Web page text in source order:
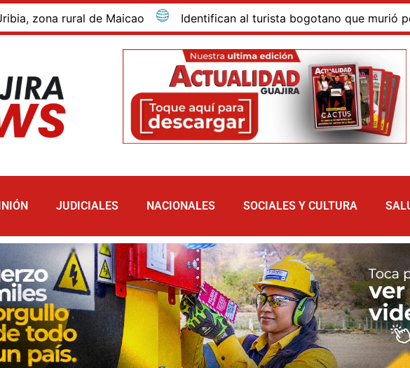
Identifican al turista bogotano que murió por inmersión en las
JUDICIALES NACIONALES SOCIALES Y CULTURA